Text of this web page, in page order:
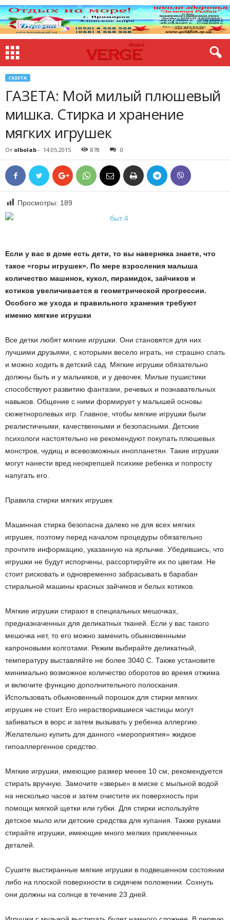
ГАЗЕТА
ГАЗЕТА: Мой милый плюшевый
мишка. Стирка и хранение
мягких игрушек
От olbolab - 14.05.2015 878 0
Просмотры: 189
Если у вас в доме есть дети, то вы наверняка знаете, что
такое «горы игрушек». По мере взросления малыша
количество машинок, кукол, пирамидок, зайчиков и
котиков увеличивается в геометрической прогрессии.
Особого же ухода и правильного хранения требуют
именно мягкие игрушки
Все детки любят мягкие игрушки. Они становятся для них
лучшими друзьями, с которыми весело играть, не страшно спать
и можно ходить в детский сад. Мягкие игрушки обязательно
должны быть и у мальчиков, и у девочек. Милые пушистики
способствуют развитию фантазии, речевых и познавательных
навыков. Общение с ними формирует у малышей основы
сюжетно­ролевых игр. Главное, чтобы мягкие игрушки были
реалистичными, качественными и безопасными. Детские
психологи настоятельно не рекомендуют покупать плюшевых
монстров, чудищ и всевозможных инопланетян. Такие игрушки
могут нанести вред неокрепшей психике ребенка и попросту
напугать его.
Правила стирки мягких игрушек
Машинная стирка безопасна далеко не для всех мягких
игрушек, поэтому перед началом процедуры обязательно
прочтите информацию, указанную на ярлычке. Убедившись, что
игрушки не будут испорчены, рассортируйте их по цветам. Не
стоит рисковать и одновременно забрасывать в барабан
стиральной машины красных зай­чиков и белых котиков.
Мягкие игрушки стирают в специальных мешочках,
предназначенных для деликатных тканей. Если у вас такого
мешочка нет, то его можно заменить обыкновенными
капроновыми колготами. Режим выбирайте деликатный,
температуру выставляйте не более 30­40 С. Также установите
минимально возможное количество оборотов во время отжима
и включите функцию дополнительного полоскания.
Использовать обыкновенный порошок для стирки мягких
игрушек не стоит. Его нерастворившиеся частицы могут
забиваться в ворс и затем вызывать у ребенка аллергию.
Желательно купить для данного «мероприятия» жидкое
гипоаллергенное средство.
Мягкие игрушки, имеющие размер менее 10 см, рекомендуется
стирать вручную. Замочите «зверье» в миске с мыльной водой
на несколько часов и затем очистите их поверхность при
помощи мягкой щетки или губки. Для стирки используйте
детское мыло или детские средства для купания. Также руками
стирайте игрушки, имеющие много мелких приклеенных
деталей.
Сушите выстиранные мягкие игрушки в подвешенном состоянии
либо на плоской поверхности в сидячем положении. Сохнуть
они должны на солнце в течение 2­3 дней.